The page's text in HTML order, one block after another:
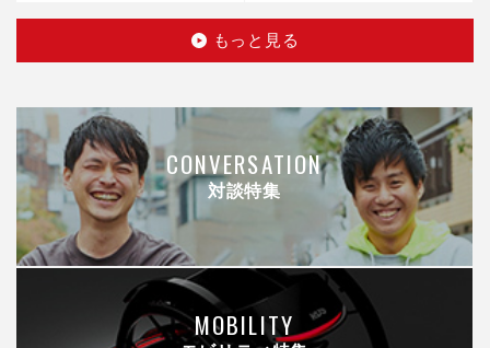
もっと見る
CONVERSATION
対談特集
MOBILITY